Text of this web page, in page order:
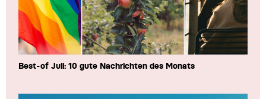
Best-of Juli: 10 gute Nachrichten des Monats